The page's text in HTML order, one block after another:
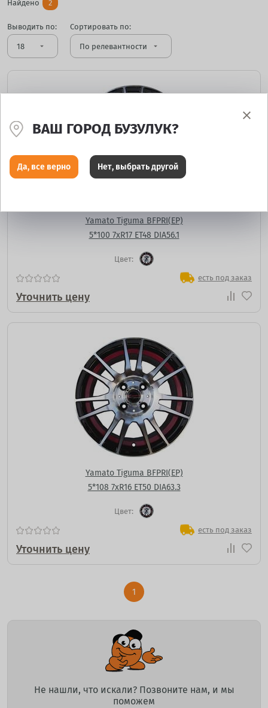
Найдено 2
Выводить по:
arrow_drop_down
Сортировать по:
arrow_drop_down
Yamato Tiguma BFPRI(EP)
5*100 7xR17 ET48 DIA56.1
Цвет:
есть под заказ
Уточнить цену
Yamato Tiguma BFPRI(EP)
5*108 7xR16 ET50 DIA63.3
Цвет:
есть под заказ
Уточнить цену
1
Не нашли, что искали? Позвоните нам, и мы
поможем
ВАШ ГОРОД БУЗУЛУК?
Да, все верно Нет, выбрать другой